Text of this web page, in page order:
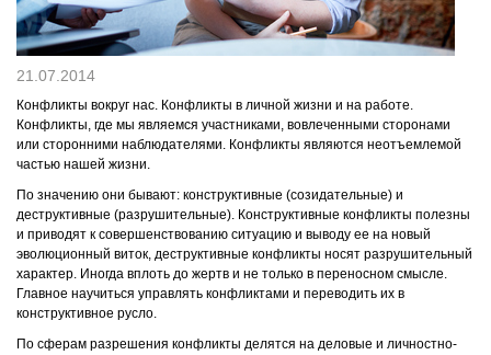
КОНТАКТЫ
21.07.2014
Конфликты вокруг нас. Конфликты в личной жизни и на работе.
Конфликты, где мы являемся участниками, вовлеченными сторонами
или сторонними наблюдателями. Конфликты являются неотъемлемой
частью нашей жизни.
По значению они бывают: конструктивные (созидательные) и
деструктивные (разрушительные). Конструктивные конфликты полезны
и приводят к совершенствованию ситуацию и выводу ее на новый
эволюционный виток, деструктивные конфликты носят разрушительный
характер. Иногда вплоть до жертв и не только в переносном смысле.
Главное научиться управлять конфликтами и переводить их в
конструктивное русло.
По сферам разрешения конфликты делятся на деловые и личностно-